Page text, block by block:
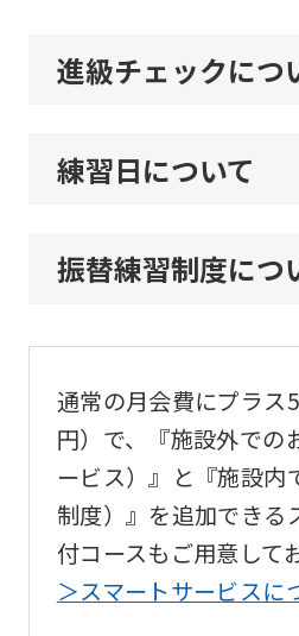
進級チェックにつ
練習日について
振替練習制度につ
通常の月会費にプラス
円）で、『施設外での
ービス）』と『施設内
制度）』を追加できる
付コースもご用意して
＞スマートサービスに
to